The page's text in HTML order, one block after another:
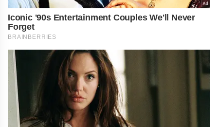
Iconic '90s Entertainment Couples We'll Never
Forget
BRAINBERRIES